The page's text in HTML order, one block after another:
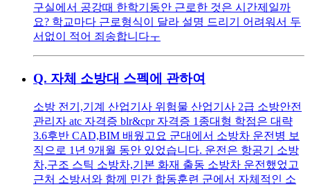
구실에서 공강때 한학기동안 근로한 것은 시간제일까
요? 학교마다 근로형식이 달라 설명 드리기 어려워서 두
서없이 적어 죄송합니다ㅜ
Q. 자체 소방대 스펙에 관하여
소방 전기,기계 산업기사 위험물 산업기사 2급 소방안전
관리자 atc 자격증 blr&cpr 자격증 1종대형 학점은 대략
3.6후반 CAD,BIM 배웠고요 군대에서 소방차 운전병 보
직으로 1년 9개월 동안 있었습니다. 운전은 항공기 소방
차,구조 스틱 소방차,기본 화재 출동 소방차 운전했었고
근처 소방서와 함께 민간 합동훈련 군에서 자체적인 소